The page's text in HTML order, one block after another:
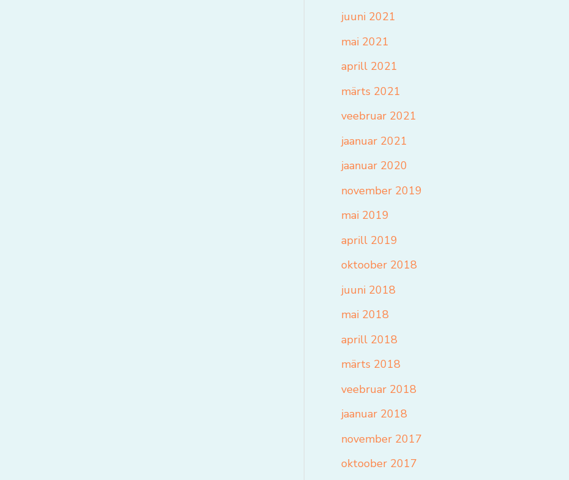
juuni 2021
mai 2021
aprill 2021
märts 2021
veebruar 2021
jaanuar 2021
jaanuar 2020
november 2019
mai 2019
aprill 2019
oktoober 2018
juuni 2018
mai 2018
aprill 2018
märts 2018
veebruar 2018
jaanuar 2018
november 2017
oktoober 2017